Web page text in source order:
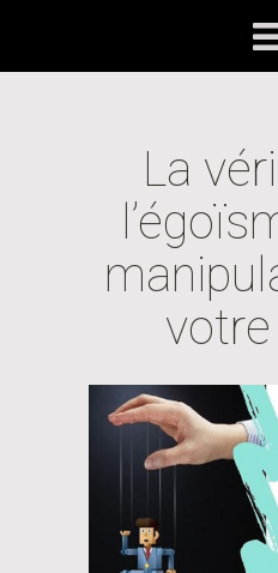
La
votre